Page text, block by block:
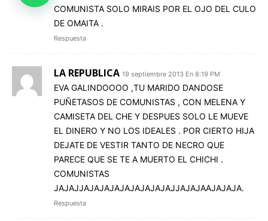
COMUNISTA SOLO MIRAIS POR EL OJO DEL CULO
DE OMAITA .
Respuesta
LA REPUBLICA 19 septiembre 2013 En 8:19 PM
EVA GALINDOOOO ,TU MARIDO DANDOSE
PUÑETASOS DE COMUNISTAS , CON MELENA Y
CAMISETA DEL CHE Y DESPUES SOLO LE MUEVE
EL DINERO Y NO LOS IDEALES . POR CIERTO HIJA
DEJATE DE VESTIR TANTO DE NECRO QUE
PARECE QUE SE TE A MUERTO EL CHICHI .
COMUNISTAS
JAJAJJAJAJAJAJAJAJAJAJAJJAJAJAAJAJAJA.
Respuesta